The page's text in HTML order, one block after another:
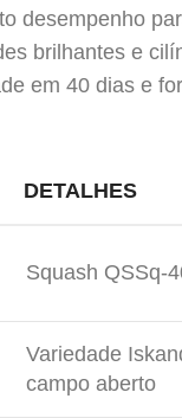
desempenho
brilhantes e
em 40 dias e
DETALHES
Squash QSSq-
Variedade
campo aberto